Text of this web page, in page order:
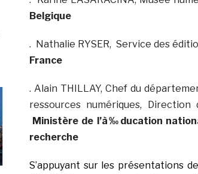
Belgique
. Nathalie RYSER, Service des
France
. Alain THILLAY, Chef du
ressources numériques,
Ministère de l’à‰ducation
recherche
S’appuyant sur les présentations